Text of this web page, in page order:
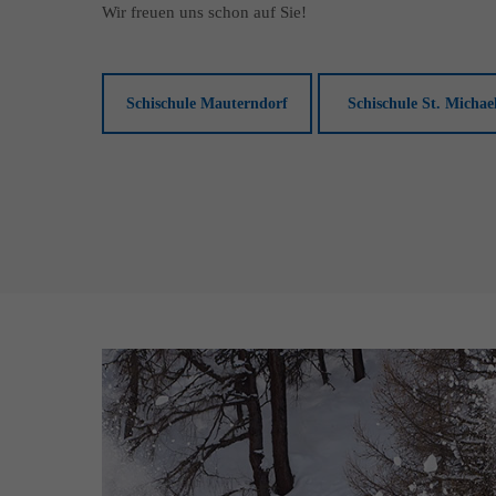
Wir freuen uns schon auf Sie!
Schischule Mauterndorf Schischule St.